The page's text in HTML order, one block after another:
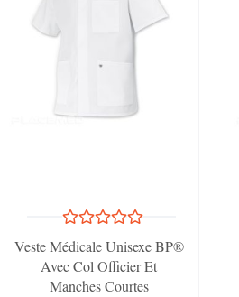
Veste Médicale Unisexe BP®
Avec Col Officier Et
Manches Courtes